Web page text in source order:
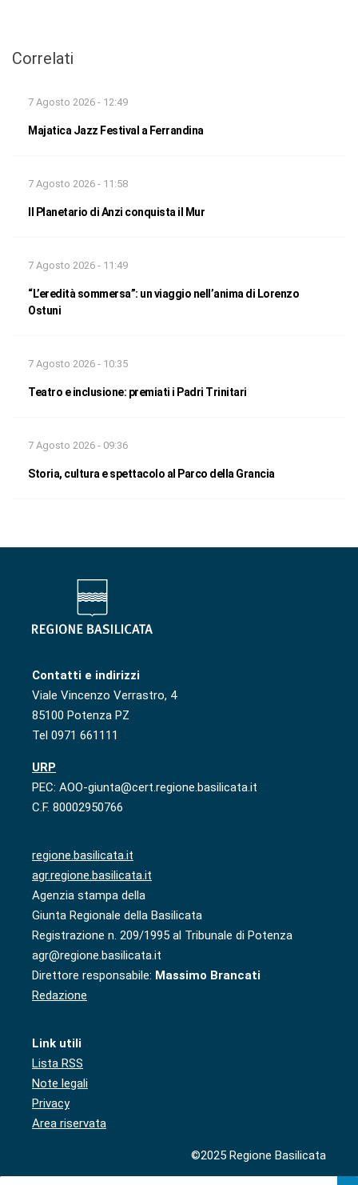
Correlati
7 Agosto 2026 - 12:49
Majatica Jazz Festival a Ferrandina
7 Agosto 2026 - 11:58
Il Planetario di Anzi conquista il Mur
7 Agosto 2026 - 11:49
“L’eredità sommersa”: un viaggio nell’anima di Lorenzo
Ostuni
7 Agosto 2026 - 10:35
Teatro e inclusione: premiati i Padri Trinitari
7 Agosto 2026 - 09:36
Storia, cultura e spettacolo al Parco della Grancia
Contatti e indirizzi
Viale Vincenzo Verrastro, 4
85100 Potenza PZ
Tel 0971 661111
URP
PEC: AOO-giunta@cert.regione.basilicata.it
C.F. 80002950766
regione.basilicata.it
agr.regione.basilicata.it
Agenzia stampa della
Giunta Regionale della Basilicata
Registrazione n. 209/1995 al Tribunale di Potenza
agr@regione.basilicata.it
Direttore responsabile: Massimo Brancati
Redazione
Link utili
Lista RSS
Note legali
Privacy
Area riservata
©2025 Regione Basilicata